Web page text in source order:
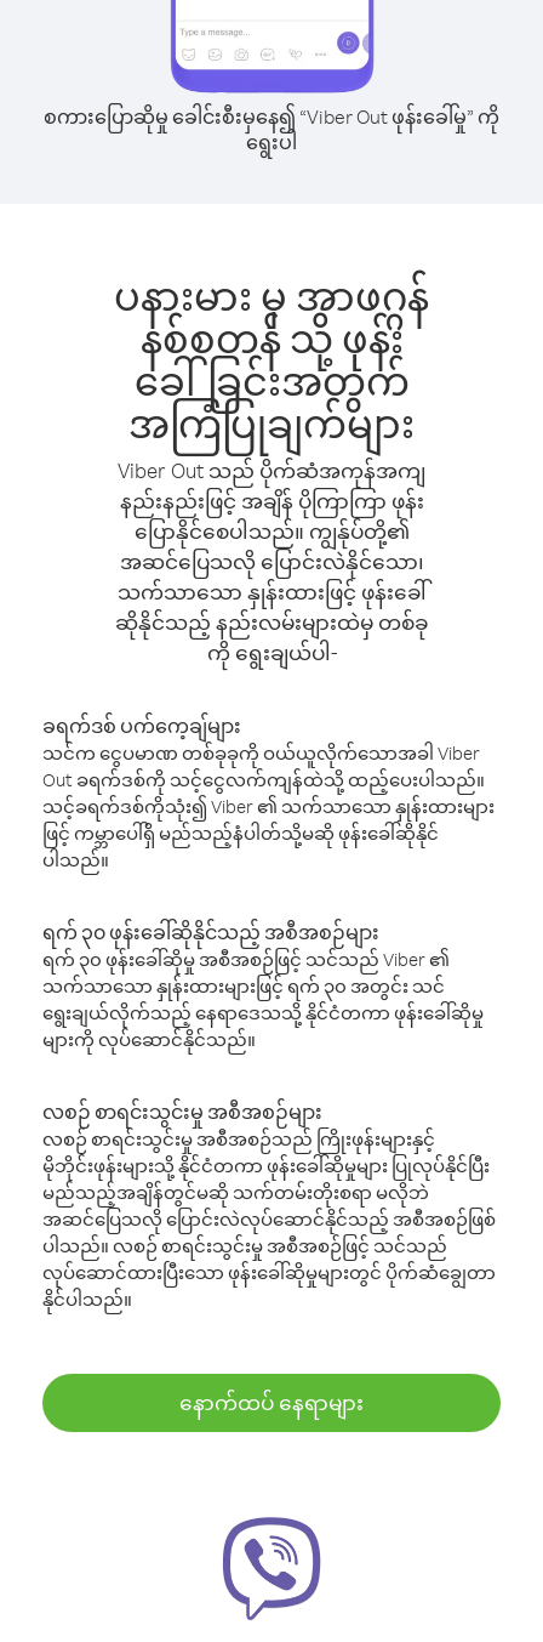
စကားပြောဆိုမှု ခေါင်းစီးမှနေ၍ “Viber Out ဖုန်းခေါ်မှု” ကို
ရွေးပါ
ပနားမား မှ အာဖဂ္ဂန်
နစ်စတန် သို့ ဖုန်း
ခေါ်ခြင်းအတွက်
အကြံပြုချက်များ
Viber Out သည် ပိုက်ဆံအကုန်အကျ
နည်းနည်းဖြင့် အချိန် ပိုကြာကြာ ဖုန်း
ပြောနိုင်စေပါသည်။ ကျွန်ုပ်တို့၏
အဆင်ပြေသလို ပြောင်းလဲနိုင်သော၊
သက်သာသော နှုန်းထားဖြင့် ဖုန်းခေါ်
ဆိုနိုင်သည့် နည်းလမ်းများထဲမှ တစ်ခု
ကို ရွေးချယ်ပါ-
ခရက်ဒစ် ပက်ကေ့ချ်များ
သင်က ငွေပမာဏ တစ်ခုခုကို ဝယ်ယူလိုက်သောအခါ Viber
Out ခရက်ဒစ်ကို သင့်ငွေလက်ကျန်ထဲသို့ ထည့်ပေးပါသည်။
သင့်ခရက်ဒစ်ကိုသုံး၍ Viber ၏ သက်သာသော နှုန်းထားများ
ဖြင့် ကမ္ဘာပေါ်ရှိ မည်သည့်နံပါတ်သို့မဆို ဖုန်းခေါ်ဆိုနိုင်
ပါသည်။
ရက် ၃၀ ဖုန်းခေါ်ဆိုနိုင်သည့် အစီအစဉ်များ
ရက် ၃၀ ဖုန်းခေါ်ဆိုမှု အစီအစဉ်ဖြင့် သင်သည် Viber ၏
သက်သာသော နှုန်းထားများဖြင့် ရက် ၃၀ အတွင်း သင်
ရွေးချယ်လိုက်သည့် နေရာဒေသသို့ နိုင်ငံတကာ ဖုန်းခေါ်ဆိုမှု
များကို လုပ်ဆောင်နိုင်သည်။
လစဉ် စာရင်းသွင်းမှု အစီအစဉ်များ
လစဉ် စာရင်းသွင်းမှု အစီအစဉ်သည် ကြိုးဖုန်းများနှင့်
မိုဘိုင်းဖုန်းများသို့ နိုင်ငံတကာ ဖုန်းခေါ်ဆိုမှုများ ပြုလုပ်နိုင်ပြီး
မည်သည့်အချိန်တွင်မဆို သက်တမ်းတိုးစရာ မလိုဘဲ
အဆင်ပြေသလို ပြောင်းလဲလုပ်ဆောင်နိုင်သည့် အစီအစဉ်ဖြစ်
ပါသည်။ လစဉ် စာရင်းသွင်းမှု အစီအစဉ်ဖြင့် သင်သည်
လုပ်ဆောင်ထားပြီးသော ဖုန်းခေါ်ဆိုမှုများတွင် ပိုက်ဆံချွေတာ
နိုင်ပါသည်။
နောက်ထပ် နေရာများ